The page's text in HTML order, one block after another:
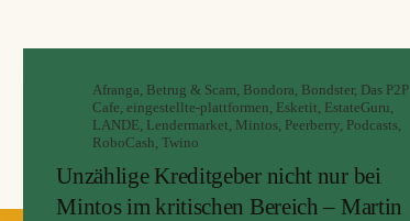
Afranga, Betrug & Scam, Bondora, Bondster, Das P2P
Cafe, eingestellte-plattformen, Esketit, EstateGuru,
LANDE, Lendermarket, Mintos, Peerberry, Podcasts,
RoboCash, Twino
Unzählige Kreditgeber nicht nur bei
Mintos im kritischen Bereich – Martin